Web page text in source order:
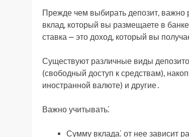
Прежде чем выбирать депозит, важно
вклад, который вы размещаете в
ставка ⎼ это доход, который вы
Существуют различные виды
(свободный доступ к средствам),
иностранной валюте) и другие․
Важно учитывать⁚
Сумму вклада⁚ от нее зависит